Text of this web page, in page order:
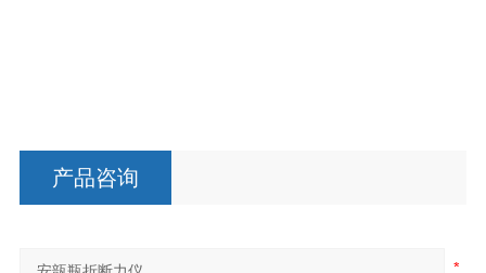
产品咨询